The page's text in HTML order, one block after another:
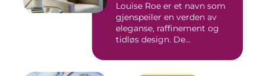
Louise Roe er et navn som
gjenspeiler en verden av
eleganse, raffinement og
tidløs design. De...